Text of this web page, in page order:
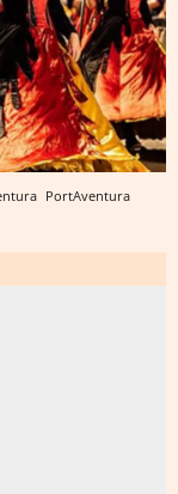
PortAventura